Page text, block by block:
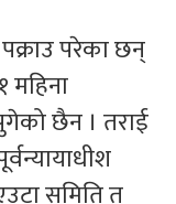
पक्राउ परेका छन्
महिना
छैन । तराई